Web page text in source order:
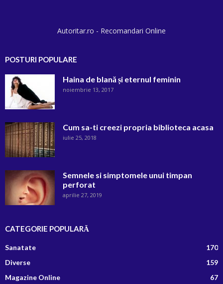
Autoritar.ro - Recomandari Online
POSTURI POPULARE
Haina de blană și eternul feminin
noiembrie 13, 2017
Cum sa-ti creezi propria biblioteca acasa
iulie 25, 2018
Semnele si simptomele unui timpan
perforat
aprilie 27, 2019
CATEGORIE POPULARĂ
Sanatate
170
Diverse
159
Magazine Online
67